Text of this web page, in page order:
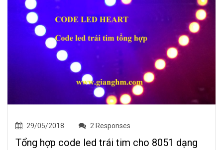
29/05/2018 2 Responses
Tổng hợp code led trái tim cho 8051 dạng